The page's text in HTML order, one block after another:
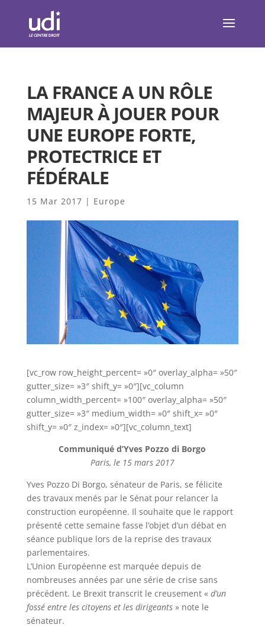
LA FRANCE A UN RÔLE
MAJEUR À JOUER POUR
UNE EUROPE FORTE,
PROTECTRICE ET
FÉDÉRALE
15 Mar 2017 | Europe
[vc_row row_height_percent= »0″ overlay_alpha= »50″
gutter_size= »3″ shift_y= »0″][vc_column
column_width_percent= »100″ overlay_alpha= »50″
gutter_size= »3″ medium_width= »0″ shift_x= »0″
shift_y= »0″ z_index= »0″][vc_column_text]
Communiqué d’Yves Pozzo di Borgo
Paris, le 15 mars 2017
Yves Pozzo Di Borgo, sénateur de Paris, se félicite
des travaux menés par le Sénat pour relancer la
construction européenne. Il souhaite que le rapport
présenté cette semaine fasse l’objet d’un débat en
séance publique lors de la reprise des travaux
parlementaires.
L’Union Européenne est marquée depuis de
nombreuses années par une série de crise sans
précédent. Le Brexit transcrit le creusement « d’un
fossé entre les citoyens et les dirigeants» note le
sénateur.